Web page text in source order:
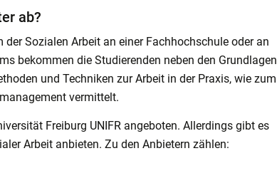
ab?
Sozialen Arbeit an einer Fachhochschule oder an
bekommen die Studierenden neben den Grundlagen
und Techniken zur Arbeit in der Praxis, wie zum
vermittelt.
Freiburg UNIFR angeboten. Allerdings gibt es
Arbeit anbieten. Zu den Anbietern zählen: